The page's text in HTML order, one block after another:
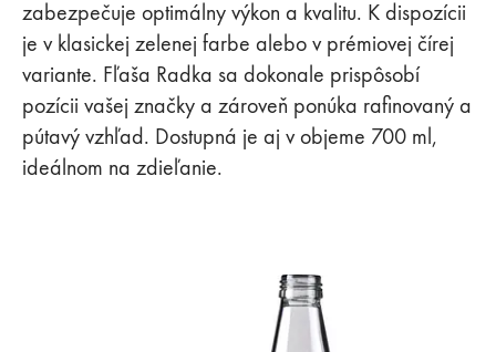
zabezpečuje optimálny výkon a kvalitu. K dispozícii
je v klasickej zelenej farbe alebo v prémiovej čírej
variante. Fľaša Radka sa dokonale prispôsobí
pozícii vašej značky a zároveň ponúka rafinovaný a
pútavý vzhľad. Dostupná je aj v objeme 700 ml,
ideálnom na zdieľanie.